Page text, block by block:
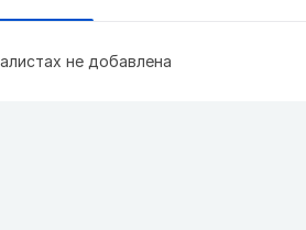
не добавлена